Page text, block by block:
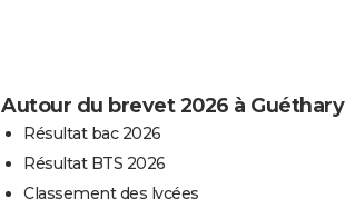
Autour du brevet 2026 à Guéthary
Résultat bac 2026
Résultat BTS 2026
Classement des lycées